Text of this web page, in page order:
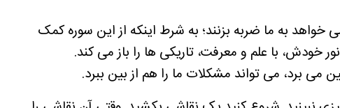
به ما ضربه بزنند؛ به شرط اینکه از این سوره کمک
خودش، با علم و معرفت، تاریکی ها را باز می کند.
می برد، می تواند مشکلات ما را هم از بین ببرد.